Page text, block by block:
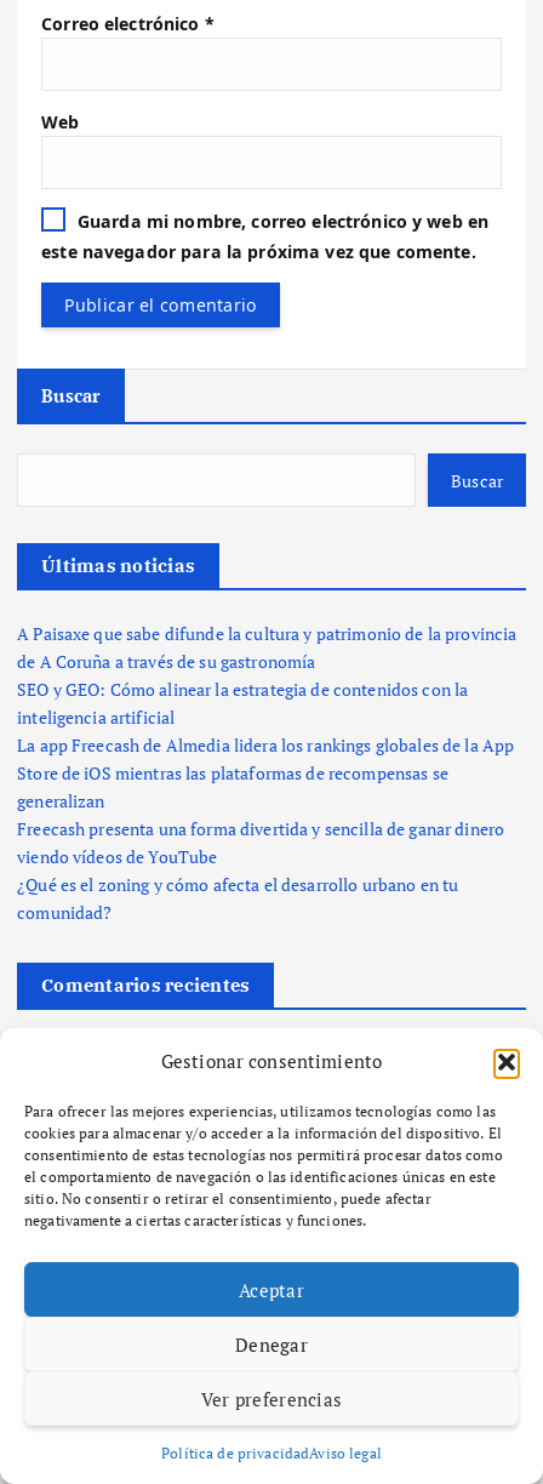
Gestionar consentimiento
Para ofrecer las mejores experiencias, utilizamos tecnologías como las
cookies para almacenar y/o acceder a la información del dispositivo. El
consentimiento de estas tecnologías nos permitirá procesar datos como
el comportamiento de navegación o las identificaciones únicas en este
sitio. No consentir o retirar el consentimiento, puede afectar
negativamente a ciertas características y funciones.
Aceptar
Denegar
Ver preferencias
Política de privacidadAviso legal
Correo electrónico *
Web
Guarda mi nombre, correo electrónico y web en
este navegador para la próxima vez que comente.
Buscar
Buscar
Últimas noticias
A Paisaxe que sabe difunde la cultura y patrimonio de la provincia
de A Coruña a través de su gastronomía
SEO y GEO: Cómo alinear la estrategia de contenidos con la
inteligencia artificial
La app Freecash de Almedia lidera los rankings globales de la App
Store de iOS mientras las plataformas de recompensas se
generalizan
Freecash presenta una forma divertida y sencilla de ganar dinero
viendo vídeos de YouTube
¿Qué es el zoning y cómo afecta el desarrollo urbano en tu
comunidad?
Comentarios recientes
No hay comentarios que mostrar.
Categorías
Comercio, Empresa y Negocios
Diccionario
VIP